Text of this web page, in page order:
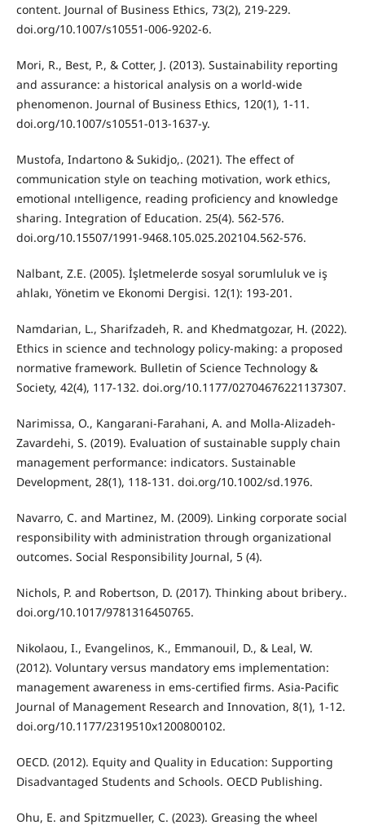
content. Journal of Business Ethics, 73(2), 219-229.
doi.org/10.1007/s10551-006-9202-6.
Mori, R., Best, P., & Cotter, J. (2013). Sustainability reporting
and assurance: a historical analysis on a world-wide
phenomenon. Journal of Business Ethics, 120(1), 1-11.
doi.org/10.1007/s10551-013-1637-y.
Mustofa, Indartono & Sukidjo,. (2021). The effect of
communication style on teaching motivation, work ethics,
emotional ıntelligence, reading proficiency and knowledge
sharing. Integration of Education. 25(4). 562-576.
doi.org/10.15507/1991-9468.105.025.202104.562-576.
Nalbant, Z.E. (2005). İşletmelerde sosyal sorumluluk ve iş
ahlakı, Yönetim ve Ekonomi Dergisi. 12(1): 193-201.
Namdarian, L., Sharifzadeh, R. and Khedmatgozar, H. (2022).
Ethics in science and technology policy-making: a proposed
normative framework. Bulletin of Science Technology &
Society, 42(4), 117-132. doi.org/10.1177/02704676221137307.
Narimissa, O., Kangarani‐Farahani, A. and Molla‐Alizadeh‐
Zavardehi, S. (2019). Evaluation of sustainable supply chain
management performance: indicators. Sustainable
Development, 28(1), 118-131. doi.org/10.1002/sd.1976.
Navarro, C. and Martinez, M. (2009). Linking corporate social
responsibility with administration through organizational
outcomes. Social Responsibility Journal, 5 (4).
Nichols, P. and Robertson, D. (2017). Thinking about bribery..
doi.org/10.1017/9781316450765.
Nikolaou, I., Evangelinos, K., Emmanouil, D., & Leal, W.
(2012). Voluntary versus mandatory ems implementation:
management awareness in ems-certified firms. Asia-Pacific
Journal of Management Research and Innovation, 8(1), 1-12.
doi.org/10.1177/2319510x1200800102.
OECD. (2012). Equity and Quality in Education: Supporting
Disadvantaged Students and Schools. OECD Publishing.
Ohu, E. and Spitzmueller, C. (2023). Greasing the wheel